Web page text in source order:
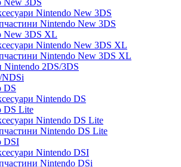
Nintendo New 3DS
Nintendo New 3DS
New 3DS XL
Nintendo New 3DS XL
Nintendo New 3DS XL
Nintendo 2DS/3DS
NDSi
DS
Nintendo DS
DS Lite
Nintendo DS Lite
Nintendo DS Lite
DSI
Nintendo DSI
Nintendo DSi